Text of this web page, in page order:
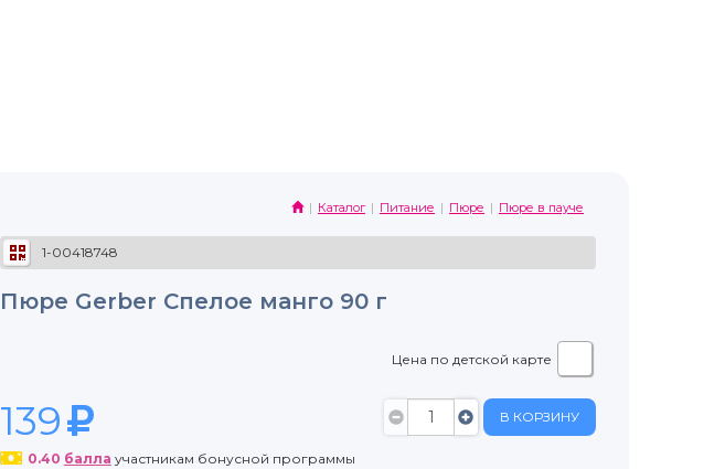
Каталог Питание Пюре Пюре в пауче
1-00418748
Пюре Gerber Спелое манго 90 г
Цена по детской карте
139 В КОРЗИНУ
0.40 балла участникам бонусной программы